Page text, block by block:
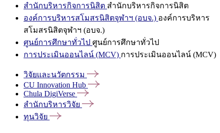
สำนักบริหารกิจการนิสิต สำนักบริหารกิจการนิสิต
องค์การบริหารสโมสรนิสิตจุฬาฯ (อบจ.) องค์การบริหาร
สโมสรนิสิตจุฬาฯ (อบจ.)
ศูนย์การศึกษาทั่วไป ศูนย์การศึกษาทั่วไป
การประเมินออนไลน์ (MCV) การประเมินออนไลน์ (MCV)
วิจัยและนวัตกรรม
CU Innovation Hub
Chula DigiVerse
สำนักบริหารวิจัย
ทุนวิจัย